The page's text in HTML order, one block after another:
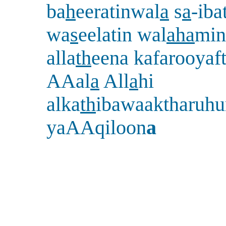
baheeratinwala sa-
waseelatin walaha
allatheena
AAalaAllahi
alkath
yaAAqiloona